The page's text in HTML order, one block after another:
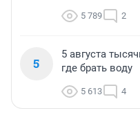
5 789 2
5
5 августа
где брать воду
5 613 4